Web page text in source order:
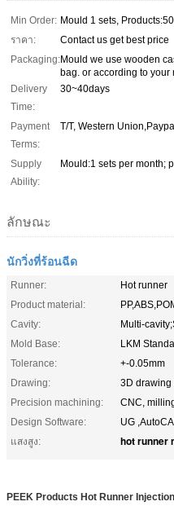
Min Order: Mould 1 sets,
ราคา:
Contact us get best price
Packaging:Mould we use wooden
bag. or according to your
Delivery
Time:
30~40days
Payment
Terms:
T/T, Western
Supply
Ability:
Mould:1 sets per month;
ลักษณะ
นักวิ่งที่ร้อนฉีด
Runner:
Hot runner
Product material:
Cavity:
Multi-
Mold Base:
LKM
Tolerance:
+-0.05mm
Drawing:
3D drawing
Precision machining:
CNC,
Design Software:
UG
แสงสูง:
hot runner
PEEK Products Hot Runner